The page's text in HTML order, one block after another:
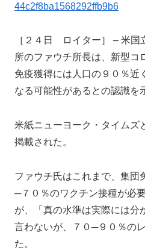
44c2f8ba1568292ffb9b6
［２４日 ロイター］ – 米国
所のファウチ所長は、新型コ
免疫獲得には人口の９０％近
なる可能性があるとの認識を
米紙ニューヨーク・タイムズ
掲載された。
ファウチ氏はこれまで、集団
─７０％のワクチン接種が必
が、「真の水準は実際には分
言わないが、７０─９０％の
た。